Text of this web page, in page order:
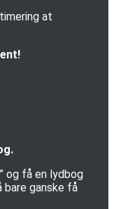
at
” og få en lydbog
bare ganske få